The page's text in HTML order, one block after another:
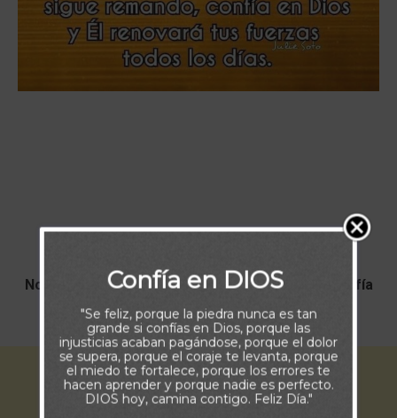
Buenos Días
No te detengas, no te rindas, sigue remando, confía
en Dios y el renovará tus fuerzas.
Confía en DIOS
"Se feliz, porque la piedra nunca es tan
grande si confías en Dios, porque las
injusticias acaban pagándose, porque el dolor
se supera, porque el coraje te levanta, porque
el miedo te fortalece, porque los errores te
hacen aprender y porque nadie es perfecto.
DIOS hoy, camina contigo. Feliz Día."